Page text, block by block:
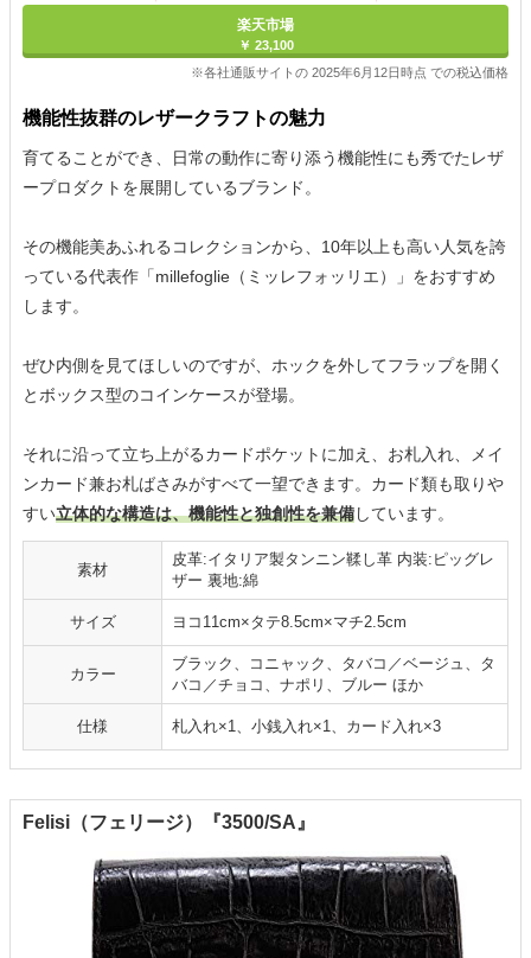
楽天市場
￥ 23,100
※各社通販サイトの 2025年6月12日時点 での税込価格
機能性抜群のレザークラフトの魅力
育てることができ、日常の動作に寄り添う機能性にも秀でたレザ
ープロダクトを展開しているブランド。
その機能美あふれるコレクションから、10年以上も高い人気を誇
っている代表作「millefoglie（ミッレフォッリエ）」をおすすめ
します。
ぜひ内側を見てほしいのですが、ホックを外してフラップを開く
とボックス型のコインケースが登場。
それに沿って立ち上がるカードポケットに加え、お札入れ、メイ
ンカード兼お札ばさみがすべて一望できます。カード類も取りや
すい立体的な構造は、機能性と独創性を兼備しています。
素材
皮革:イタリア製タンニン鞣し革 内装:ピッグレ
ザー 裏地:綿
サイズ ヨコ11cm×タテ8.5cm×マチ2.5cm
カラー
ブラック、コニャック、タバコ／ベージュ、タ
バコ／チョコ、ナポリ、ブルー ほか
仕様 札入れ×1、小銭入れ×1、カード入れ×3
Felisi（フェリージ）『3500/SA』